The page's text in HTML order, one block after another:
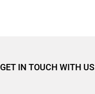
GET IN TOUCH WITH US